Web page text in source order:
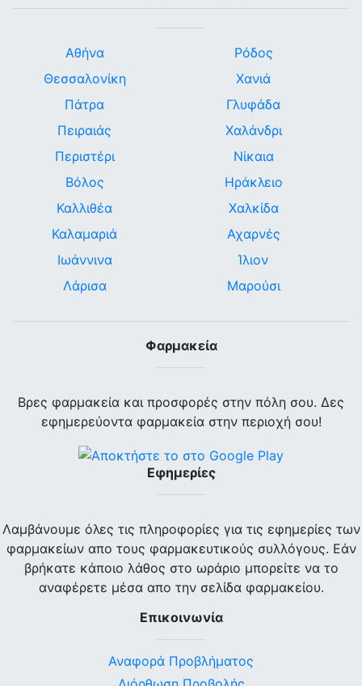
Αθήνα
Θεσσαλονίκη
Πάτρα
Πειραιάς
Περιστέρι
Βόλος
Καλλιθέα
Καλαμαριά
Ιωάννινα
Λάρισα
Ρόδος
Χανιά
Γλυφάδα
Χαλάνδρι
Νίκαια
Ηράκλειο
Χαλκίδα
Αχαρνές
Ίλιον
Μαρούσι
Φαρμακεία
Βρες φαρμακεία και προσφορές στην πόλη σου. Δες
εφημερεύοντα φαρμακεία στην περιοχή σου!
Εφημερίες
Λαμβάνουμε όλες τις πληροφορίες για τις εφημερίες των
φαρμακείων απο τους φαρμακευτικούς συλλόγους. Εάν
βρήκατε κάποιο λάθος στο ωράριο μπορείτε να το
αναφέρετε μέσα απο την σελίδα φαρμακείου.
Επικοινωνία
Αναφορά Προβλήματος